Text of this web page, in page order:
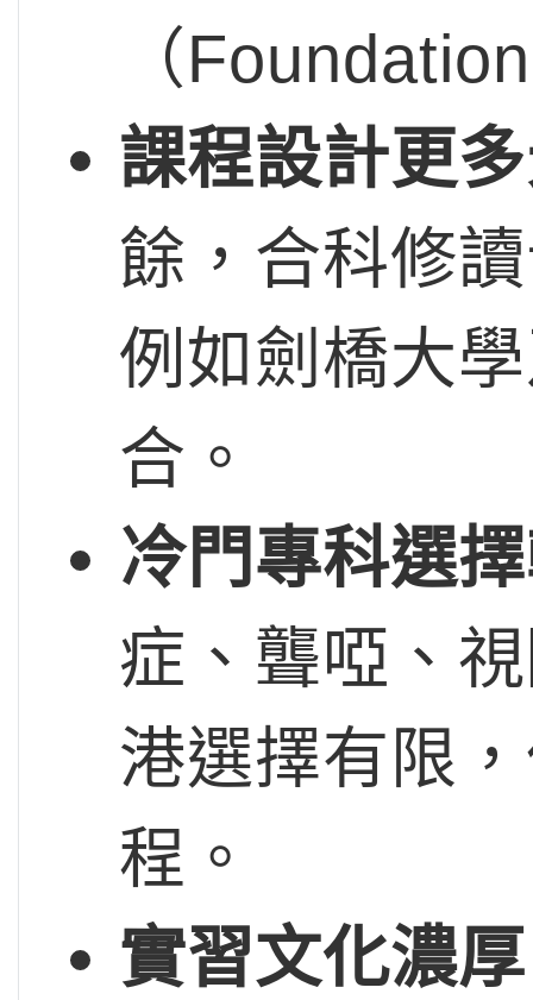
（
課程設計更
餘，合科修
例如劍橋大
合。
冷門專科選
症、聾啞、
港選擇有限
程。
實習文化濃厚